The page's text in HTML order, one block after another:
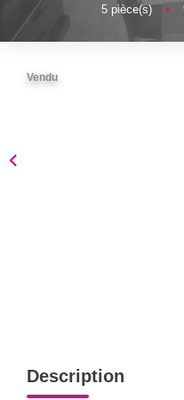
Qui
5 pièce(s) •
Vendu
Description